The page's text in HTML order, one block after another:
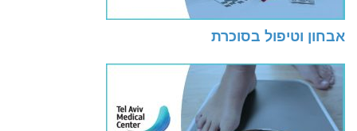
אבחון וטיפול בסוכרת